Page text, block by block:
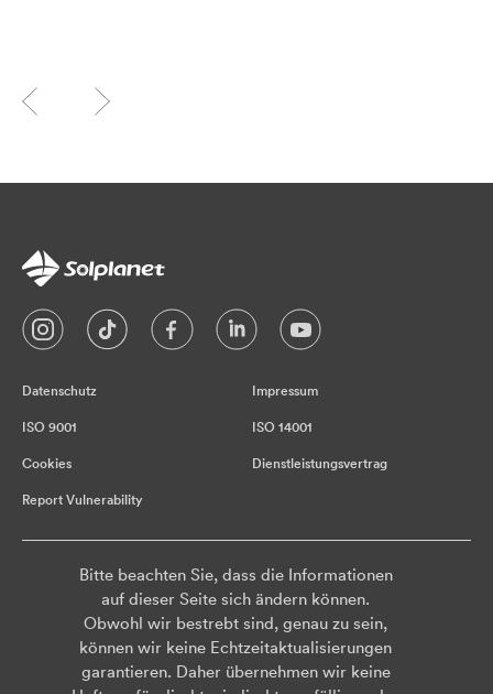
Datenschutz Impressum
ISO 9001 ISO 14001
Cookies Dienstleistungsvertrag
Report Vulnerability
Bitte beachten Sie, dass die Informationen
auf dieser Seite sich ändern können.
Obwohl wir bestrebt sind, genau zu sein,
können wir keine Echtzeitaktualisierungen
garantieren. Daher übernehmen wir keine